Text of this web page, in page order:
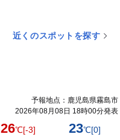
近くのスポットを探す
予報地点：鹿児島県霧島市
2026年08月08日 18時00分発表
26℃[-3] 23℃[0]